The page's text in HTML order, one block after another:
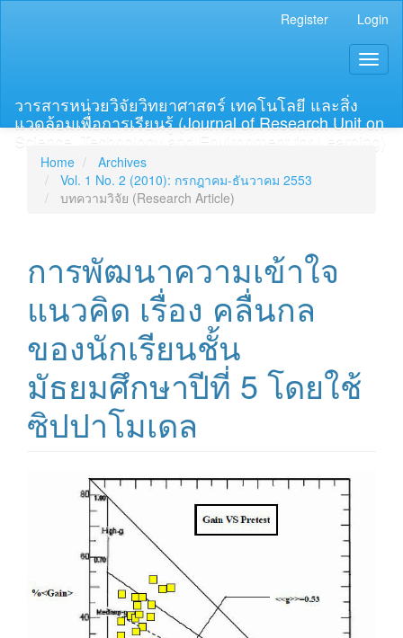
Register Login
วารสารหน่วยวิจัยวิทยาศาสตร์ เทคโนโลยี และสิ่ง
แวดล้อมเพื่อการเรียนรู้ (Journal of Research Unit on
Science, Technology and Environment for Learning)
Home
Archives
Vol. 1 No. 2 (2010): กรกฎาคม-ธันวาคม 2553
บทความวิจัย (Research Article)
การพัฒนาความเข้าใจ
แนวคิด เรื่อง คลื่นกล
ของนักเรียนชั้น
มัธยมศึกษาปีที่ 5 โดยใช้
ซิปปาโมเดล
Article
Sidebar